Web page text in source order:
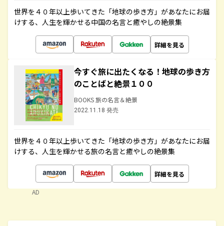
世界を４０年以上歩いてきた「地球の歩き方」があなたにお届
けする、人生を輝かせる中国の名言と癒やしの絶景集
詳細を見る
今すぐ旅に出たくなる！地球の歩き方
のことばと絶景１００
BOOKS 旅の名言＆絶景
2022.11.18 発売
世界を４０年以上歩いてきた「地球の歩き方」があなたにお届
けする、人生を輝かせる旅の名言と癒やしの絶景集
詳細を見る
AD